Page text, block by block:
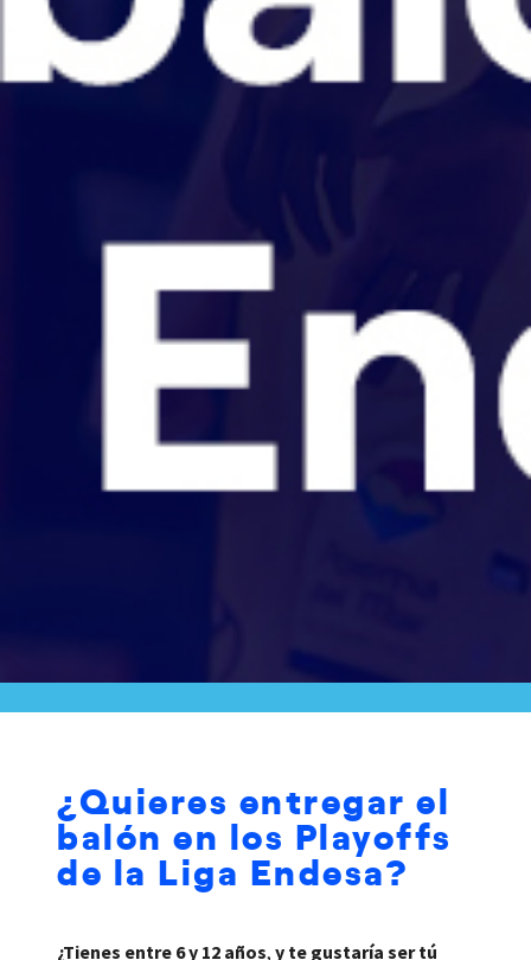
¿Quieres entregar el
balón en los Playoffs
de la Liga Endesa?
¿Tienes entre 6 y 12 años, y te gustaría ser tú